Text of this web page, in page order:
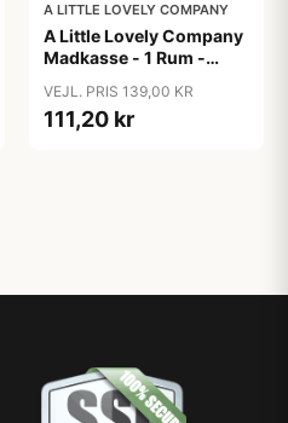
A LITTLE LOVELY COMPANY
A Little Lovely Company
Madkasse - 1 Rum -
Vehicles
VEJL. PRIS 139,00 KR
111,20 kr